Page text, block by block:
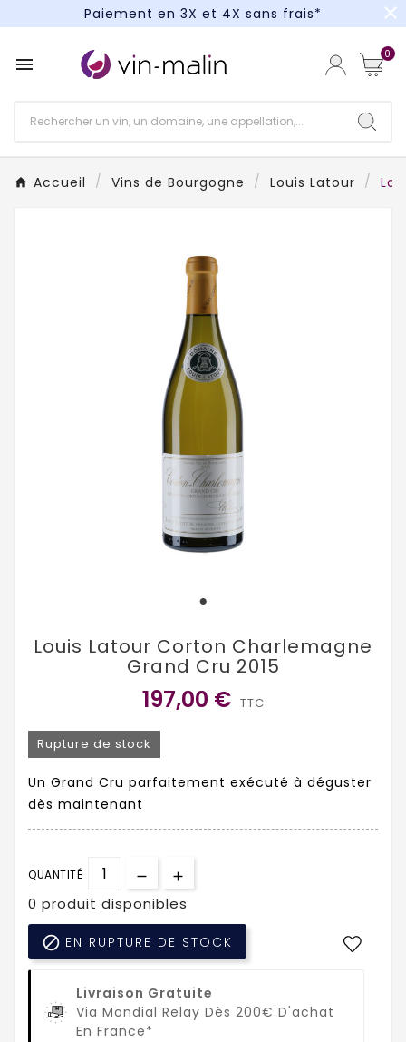
Paiement en 3X et 4X sans frais*
Paiement en 3X et 4X sans frais*
close
 0
Accueil Vins de Bourgogne Louis Latour
Louis Latour Corton Charlemagne
Grand Cru 2015
197,00 € TTC
Rupture de stock
Un Grand Cru parfaitement exécuté à déguster
dès maintenant
QUANTITÉ
0 produit disponibles
 EN RUPTURE DE STOCK
Livraison Gratuite
Via Mondial Relay Dès 200€ D'achat
En France*